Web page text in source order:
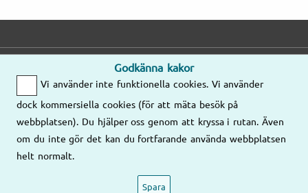
Godkänna kakor
Vi använder inte funktionella cookies. Vi använder
dock kommersiella cookies (för att mäta besök på
webbplatsen). Du hjälper oss genom att kryssa i rutan. Även
om du inte gör det kan du fortfarande använda webbplatsen
helt normalt.
Spara
E-post
Mejla oss gärna
så kontaktar vi
er!
Telefon
8.00–17.00
Våra kontor